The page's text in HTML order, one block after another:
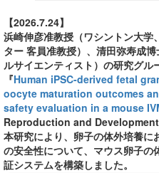
【2026.7.24】
浜崎伸彦准教授（ワシントン大
ター 客員准教授）、清田弥寿成
ルサイエンティスト）の研究グル
『Human iPSC-derived fetal
oocyte maturation outcomes
safety evaluation in a mouse
Reproduction and Development
本研究により、卵子の体外培養
の安全性について、マウス卵子
証システムを構築しました。